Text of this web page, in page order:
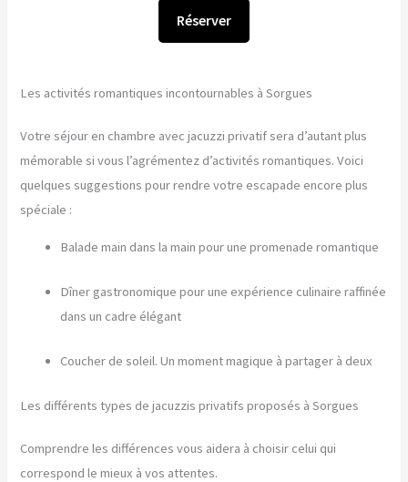
Réserver
Les activités romantiques incontournables à Sorgues
Votre séjour en chambre avec jacuzzi privatif sera d’autant plus
mémorable si vous l’agrémentez d’activités romantiques. Voici
quelques suggestions pour rendre votre escapade encore plus
spéciale :
Balade main dans la main pour une promenade romantique
Dîner gastronomique pour une expérience culinaire raffinée
dans un cadre élégant
Coucher de soleil. Un moment magique à partager à deux
Les différents types de jacuzzis privatifs proposés à Sorgues
Comprendre les différences vous aidera à choisir celui qui
correspond le mieux à vos attentes.